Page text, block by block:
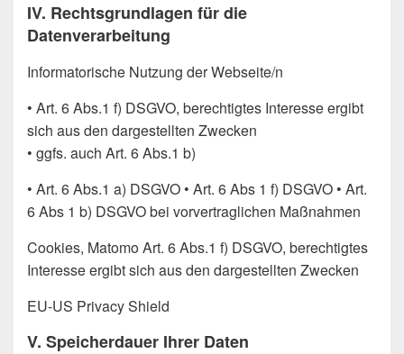
IV. Rechtsgrundlagen für die
Datenverarbeitung
Informatorische Nutzung der Webseite/n
• Art. 6 Abs.1 f) DSGVO, berechtigtes Interesse ergibt
sich aus den dargestellten Zwecken
• ggfs. auch Art. 6 Abs.1 b)
• Art. 6 Abs.1 a) DSGVO • Art. 6 Abs 1 f) DSGVO • Art.
6 Abs 1 b) DSGVO bei vorvertraglichen Maßnahmen
Cookies, Matomo Art. 6 Abs.1 f) DSGVO, berechtigtes
Interesse ergibt sich aus den dargestellten Zwecken
EU-US Privacy Shield
V. Speicherdauer Ihrer Daten